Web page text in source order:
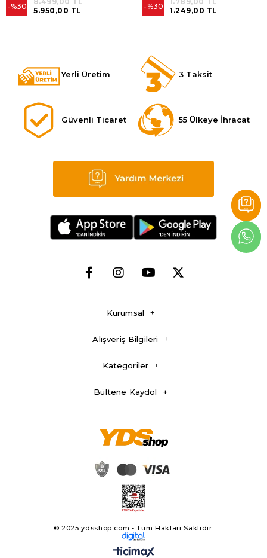
%30 5.950,00 TL %30 1.249,00 TL
Yerli Üretim 3 Taksit
Güvenli Ticaret 55 Ülkeye İhracat
Kurumsal
Alışveriş Bilgileri
Kategoriler
Bültene Kaydol
© 2025 ydsshop.com - Tüm Hakları Saklıdır.